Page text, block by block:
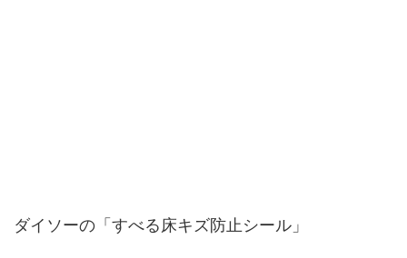
ダイソーの「すべる床キズ防止シール」